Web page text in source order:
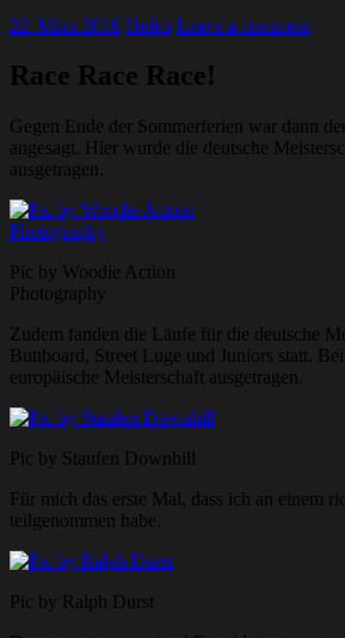
22. März 2016 Heiko Leave a comment
Race Race Race!
Gegen Ende der Sommerferien war dann
angesagt. Hier wurde die deutsche
ausgetragen.
Pic by Woodie Action
Photography
Zudem fanden die Läufe für die deutsche
Buttboard, Street Luge und Juniors statt.
europäische Meisterschaft ausgetragen.
Pic by Staufen Downhill
Für mich das erste Mal, dass ich an einem
teilgenommen habe.
Pic by Ralph Durst